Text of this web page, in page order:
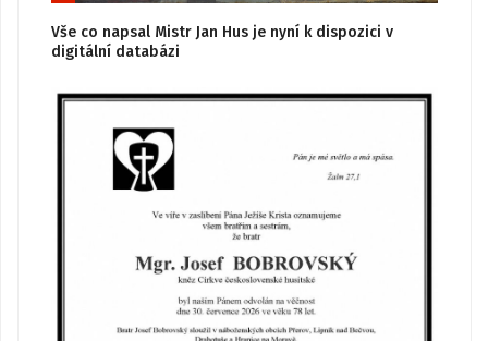
Vše co napsal Mistr Jan Hus je nyní k dispozici v
digitální databázi